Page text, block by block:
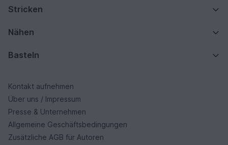
Stricken
Nähen
Basteln
Kontakt aufnehmen
Über uns / Impressum
Presse & Unternehmen
Allgemeine Geschäftsbedingungen
Zusätzliche AGB für Autoren